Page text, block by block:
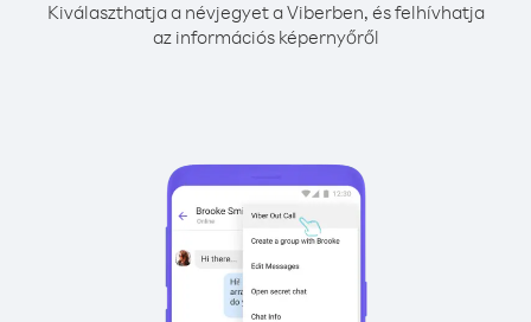
Kiválaszthatja a névjegyet a Viberben, és felhívhatja
az információs képernyőről